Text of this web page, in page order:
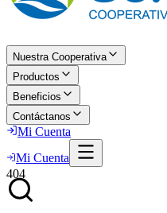
Nuestra Cooperativa
Productos
Beneficios
Contáctanos
Mi Cuenta
Mi Cuenta
404